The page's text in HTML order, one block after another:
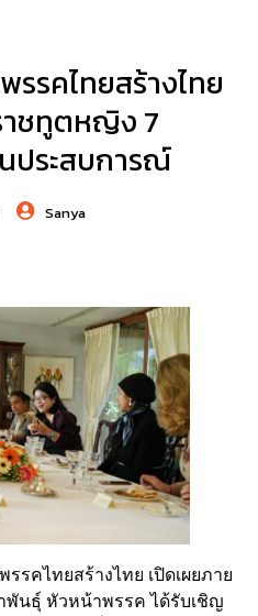
รรคไทยสร้างไทย
าชทูตหญิง 7
ประสบการณ์
Sanya
รคไทยสร้างไทย เปิดเผยภาย
นธุ์ หัวหน้าพรรค ได้รับเชิญ